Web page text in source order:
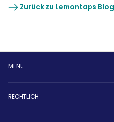
Zurück zu Lemontaps Blog
MENÜ
RECHTLICH